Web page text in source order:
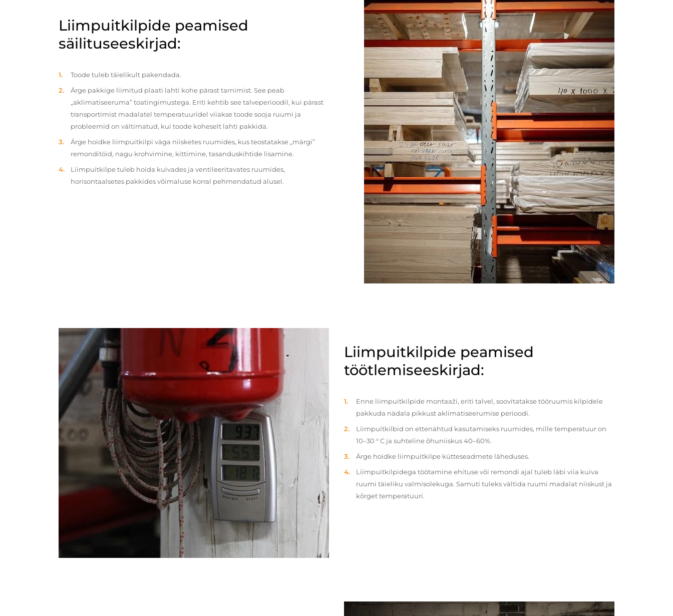
Liimpuitkilpide peamised
säilituseeskirjad:
Toode tuleb täielikult pakendada.
Ärge pakkige liimitud plaati lahti kohe pärast tarnimist. See peab
„aklimatiseeruma” toatingimustega. Eriti kehtib see talveperioodil, kui pärast
transportimist madalatel temperatuuridel viiakse toode sooja ruumi ja
probleemid on vältimatud, kui toode koheselt lahti pakkida.
Ärge hoidke liimpuitkilpi väga niisketes ruumides, kus teostatakse „märgi”
remonditöid, nagu krohvimine, kittimine, tasanduskihtide lisamine.
Liimpuitkilpe tuleb hoida kuivades ja ventileeritavates ruumides,
horisontaalsetes pakkides võimaluse korral pehmendatud alusel.
Liimpuitkilpide peamised
töötlemiseeskirjad:
Enne liimpuitkilpide montaaži, eriti talvel, soovitatakse tööruumis kilpidele
pakkuda nädala pikkust aklimatiseerumise perioodi.
Liimpuitkilbid on ettenähtud kasutamiseks ruumides, mille temperatuur on
10–30 ° C ja suhteline õhuniiskus 40–60%.
Ärge hoidke liimpuitkilpe kütteseadmete läheduses.
Liimpuitkilpidega töötamine ehituse või remondi ajal tuleb läbi viia kuiva
ruumi täieliku valmisolekuga. Samuti tuleks vältida ruumi madalat niiskust ja
kõrget temperatuuri.